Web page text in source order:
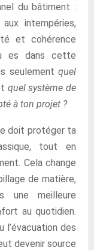
du bâtiment :
intempéries,
et cohérence
es dans cette
seulement quel
quel système de
à ton projet ?
doit protéger ta
tout en
Cela change
de matière,
une meilleure
au quotidien.
l’évacuation des
devenir source